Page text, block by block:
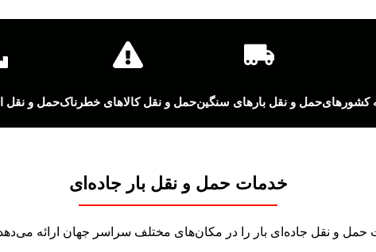
حمل و نقلحمل و نقل کالاهای خطرناکحمل و نقل بارهای سنگین
خدمات حمل و نقل بار جاده‌ای
و نقل جاده‌ای بار را در مکان‌های مختلف سراسر جهان ارائه می‌دهد،